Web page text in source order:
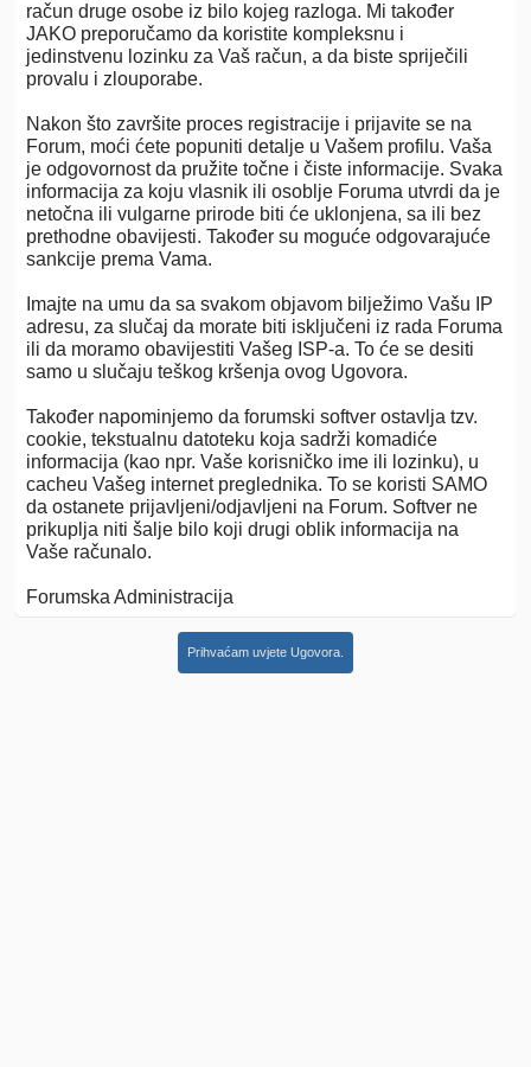
račun druge osobe iz bilo kojeg razloga. Mi također
JAKO preporučamo da koristite kompleksnu i
jedinstvenu lozinku za Vaš račun, a da biste spriječili
provalu i zlouporabe.
Nakon što završite proces registracije i prijavite se na
Forum, moći ćete popuniti detalje u Vašem profilu. Vaša
je odgovornost da pružite točne i čiste informacije. Svaka
informacija za koju vlasnik ili osoblje Foruma utvrdi da je
netočna ili vulgarne prirode biti će uklonjena, sa ili bez
prethodne obavijesti. Također su moguće odgovarajuće
sankcije prema Vama.
Imajte na umu da sa svakom objavom bilježimo Vašu IP
adresu, za slučaj da morate biti isključeni iz rada Foruma
ili da moramo obavijestiti Vašeg ISP-a. To će se desiti
samo u slučaju teškog kršenja ovog Ugovora.
Također napominjemo da forumski softver ostavlja tzv.
cookie, tekstualnu datoteku koja sadrži komadiće
informacija (kao npr. Vaše korisničko ime ili lozinku), u
cacheu Vašeg internet preglednika. To se koristi SAMO
da ostanete prijavljeni/odjavljeni na Forum. Softver ne
prikuplja niti šalje bilo koji drugi oblik informacija na
Vaše računalo.
Forumska Administracija